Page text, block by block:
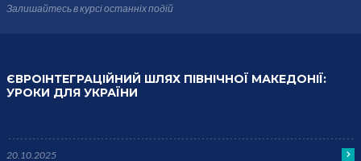
Залишайтесь в курсіостанніх подій
ЄВРОІНТЕГРАЦІЙНИЙ ШЛЯХ ПІВНІЧНОЇ МАКЕДОНІЇ:
УРОКИ ДЛЯ УКРАЇНИ
20.10.2025